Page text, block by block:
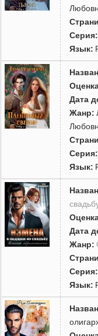
Серия:
Язык:
Дата
Жанр:
Серия:
Язык:
Дата
Жанр:
Серия:
Язык: